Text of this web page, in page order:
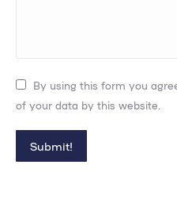
By using this form you
of your data by this website.
Submit!